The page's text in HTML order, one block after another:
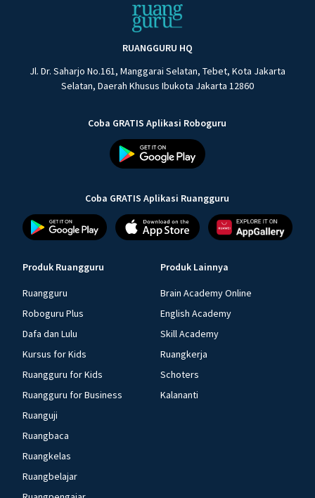
RUANGGURU HQ
Jl. Dr. Saharjo No.161, Manggarai Selatan, Tebet, Kota Jakarta
Selatan, Daerah Khusus Ibukota Jakarta 12860
Coba GRATIS Aplikasi Roboguru
Coba GRATIS Aplikasi Ruangguru
Produk Ruangguru
Ruangguru
Roboguru Plus
Dafa dan Lulu
Kursus for Kids
Ruangguru for Kids
Ruangguru for Business
Ruanguji
Ruangbaca
Ruangkelas
Ruangbelajar
Produk Lainnya
Brain Academy Online
English Academy
Skill Academy
Ruangkerja
Schoters
Kalananti